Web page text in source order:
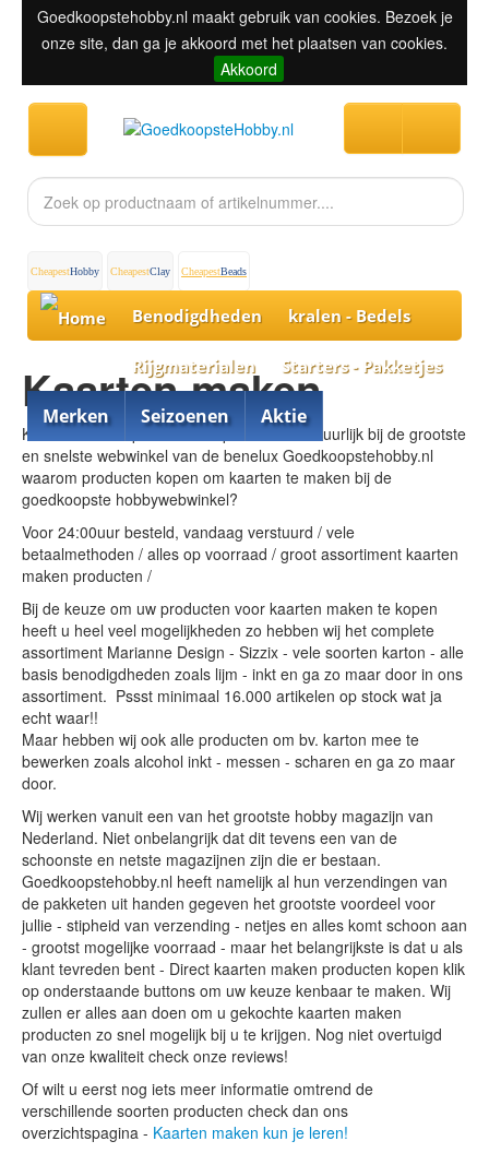
Goedkoopstehobby.nl maakt gebruik van cookies. Bezoek je
onze site, dan ga je akkoord met het plaatsen van cookies.
Akkoord
CheapestHobby CheapestClay CheapestBeads
Benodigdheden kralen - Bedels
Rijgmaterialen Starters - Pakketjes
Merken Seizoenen Aktie
Kaarten maken
Kaarten maken producten kopen doet u natuurlijk bij de grootste
en snelste webwinkel van de benelux Goedkoopstehobby.nl
waarom producten kopen om kaarten te maken bij de
goedkoopste hobbywebwinkel?
Voor 24:00uur besteld, vandaag verstuurd / vele
betaalmethoden / alles op voorraad / groot assortiment kaarten
maken producten /
Bij de keuze om uw producten voor kaarten maken te kopen
heeft u heel veel mogelijkheden zo hebben wij het complete
assortiment Marianne Design - Sizzix - vele soorten karton - alle
basis benodigdheden zoals lijm - inkt en ga zo maar door in ons
assortiment. Pssst minimaal 16.000 artikelen op stock wat ja
echt waar!!
Maar hebben wij ook alle producten om bv. karton mee te
bewerken zoals alcohol inkt - messen - scharen en ga zo maar
door.
Wij werken vanuit een van het grootste hobby magazijn van
Nederland. Niet onbelangrijk dat dit tevens een van de
schoonste en netste magazijnen zijn die er bestaan.
Goedkoopstehobby.nl heeft namelijk al hun verzendingen van
de pakketen uit handen gegeven het grootste voordeel voor
jullie - stipheid van verzending - netjes en alles komt schoon aan
- grootst mogelijke voorraad - maar het belangrijkste is dat u als
klant tevreden bent - Direct kaarten maken producten kopen klik
op onderstaande buttons om uw keuze kenbaar te maken. Wij
zullen er alles aan doen om u gekochte kaarten maken
producten zo snel mogelijk bij u te krijgen. Nog niet overtuigd
van onze kwaliteit check onze reviews!
Of wilt u eerst nog iets meer informatie omtrend de
verschillende soorten producten check dan ons
overzichtspagina - Kaarten maken kun je leren!